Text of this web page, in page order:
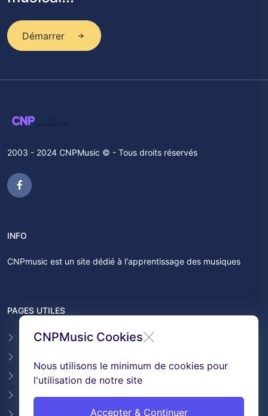
CNPMusic Cookies
Nous utilisons le minimum de cookies pour
l'utilisation de notre site
Accepter & Continuer
Démarrer
2003 - 2024 CNPMusic © - Tous droits réservés
INFO
CNPmusic est un site dédié à l'apprentissage des musiques
PAGES UTILES
Contact
Témoignages
Conditions générales de ventes